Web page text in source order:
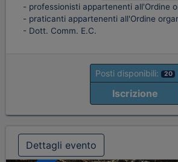
- professionisti appartenenti all'Ordine
- praticanti appartenenti all'Ordine
- Dott. Comm. E.C.
Posti disponibili: 20
Iscrizione
Dettagli evento